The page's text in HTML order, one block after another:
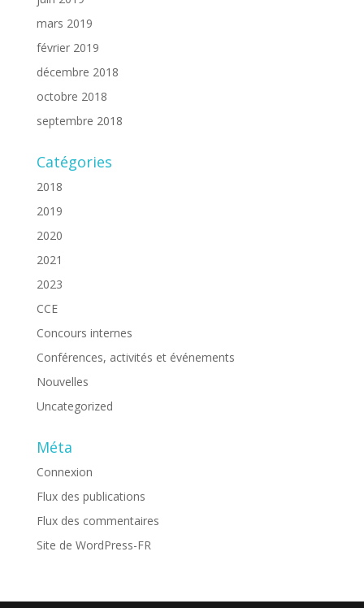
mars 2019
février 2019
décembre 2018
octobre 2018
septembre 2018
Catégories
2018
2019
2020
2021
2023
CCE
Concours internes
Conférences, activités et événements
Nouvelles
Uncategorized
Méta
Connexion
Flux des publications
Flux des commentaires
Site de WordPress-FR